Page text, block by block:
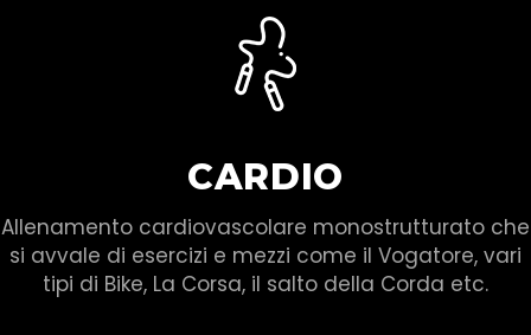
CARDIO
Allenamento cardiovascolare monostrutturato che
si avvale di esercizi e mezzi come il Vogatore, vari
tipi di Bike, La Corsa, il salto della Corda etc.